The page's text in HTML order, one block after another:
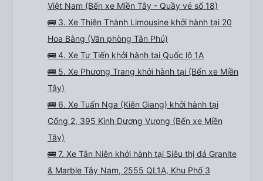
Việt Nam (Bến xe Miền Tây - Quầy vé số 18)
🚌 3. Xe Thiện Thành Limousine khởi hành tại 20
Hoa Bằng (Văn phòng Tân Phú)
🚌 4. Xe Tư Tiến khởi hành tại Quốc lộ 1A
🚌 5. Xe Phương Trang khởi hành tại (Bến xe Miền
Tây)
🚌 6. Xe Tuấn Nga (Kiên Giang) khởi hành tại
Cổng 2, 395 Kinh Dương Vương (Bến xe Miền
Tây)
🚌 7. Xe Tân Niên khởi hành tại Siêu thị đá Granite
& Marble Tây Nam, 2555 QL1A, Khu Phố 3